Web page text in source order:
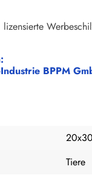
BPPM
Tiere